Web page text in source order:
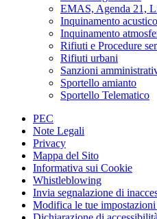
EMAS, Agenda 21,
Inquinamento acustico
Inquinamento
Rifiuti e Procedure
Rifiuti urbani
Sanzioni
Sportello amianto
Sportello Telematico
PEC
Note Legali
Privacy
Mappa del Sito
Informativa sui Cookie
Whistleblowing
Invia segnalazione di
Modifica le tue